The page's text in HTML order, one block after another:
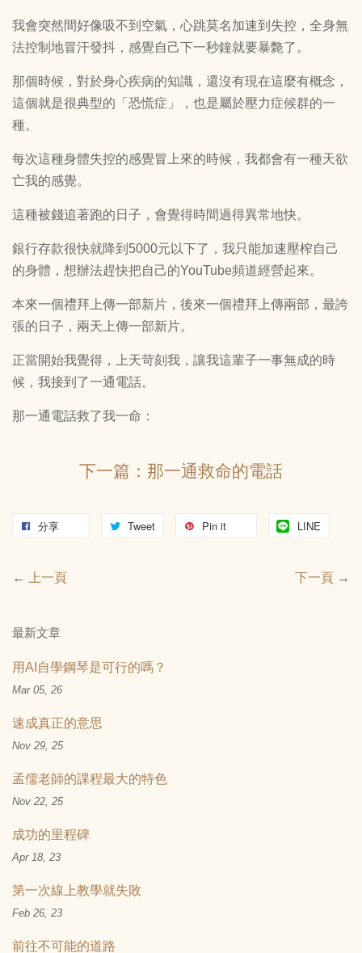
我會突然間好像吸不到空氣，心跳莫名加速到失控，全身無
法控制地冒汗發抖，感覺自己下一秒鐘就要暴斃了。
那個時候，對於身心疾病的知識，還沒有現在這麼有概念，
這個就是很典型的「恐慌症」，也是屬於壓力症候群的一
種。
每次這種身體失控的感覺冒上來的時候，我都會有一種天欲
亡我的感覺。
這種被錢追著跑的日子，會覺得時間過得異常地快。
銀行存款很快就降到5000元以下了，我只能加速壓榨自己
的身體，想辦法趕快把自己的YouTube頻道經營起來。
本來一個禮拜上傳一部新片，後來一個禮拜上傳兩部，最誇
張的日子，兩天上傳一部新片。
正當開始我覺得，上天苛刻我，讓我這輩子一事無成的時
候，我接到了一通電話。
那一通電話救了我一命：
下一篇：那一通救命的電話
分享 Tweet Pin it LINE
← 上一頁 下一頁 →
最新文章
用AI自學鋼琴是可行的嗎？
Mar 05, 26
速成真正的意思
Nov 29, 25
孟儒老師的課程最大的特色
Nov 22, 25
成功的里程碑
Apr 18, 23
第一次線上教學就失敗
Feb 26, 23
前往不可能的道路